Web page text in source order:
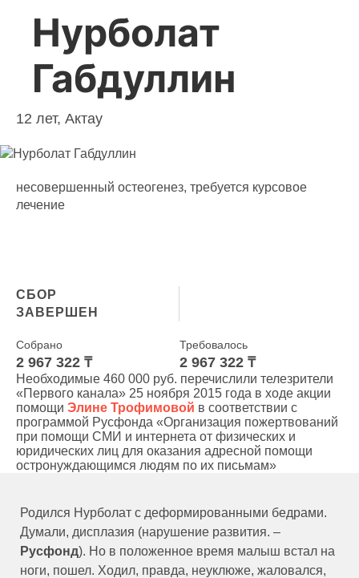
Нурболат
Габдуллин
12 лет, Актау
несовершенный остеогенез, требуется курсовое
лечение
СБОР
ЗАВЕРШЕН
Собрано
2 967 322 ₸
Требовалось
2 967 322 ₸
Необходимые 460 000 руб. перечислили телезрители
«Первого канала» 25 ноября 2015 года в ходе акции
помощи Элине Трофимовой в соответствии с
программой Русфонда «Организация пожертвований
при помощи СМИ и интернета от физических и
юридических лиц для оказания адресной помощи
остронуждающимся людям по их письмам»
Родился Нурболат с деформированными бедрами.
Думали, дисплазия (нарушение развития. –
Русфонд). Но в положенное время малыш встал на
ноги, пошел. Ходил, правда, неуклюже, жаловался,